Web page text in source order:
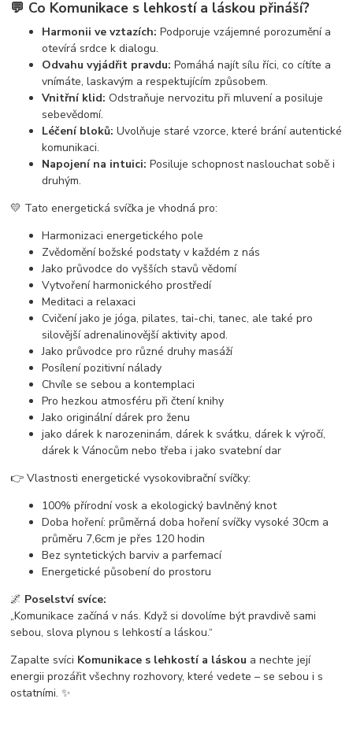
💬 Co Komunikace s lehkostí a láskou přináší?
Harmonii ve vztazích: Podporuje vzájemné porozumění a
otevírá srdce k dialogu.
Odvahu vyjádřit pravdu: Pomáhá najít sílu říci, co cítíte a
vnímáte, laskavým a respektujícím způsobem.
Vnitřní klid: Odstraňuje nervozitu při mluvení a posiluje
sebevědomí.
Léčení bloků: Uvolňuje staré vzorce, které brání autentické
komunikaci.
Napojení na intuici: Posiluje schopnost naslouchat sobě i
druhým.
💛 Tato energetická svíčka je vhodná pro:
Harmonizaci energetického pole
Zvědomění božské podstaty v každém z nás
Jako průvodce do vyšších stavů vědomí
Vytvoření harmonického prostředí
Meditaci a relaxaci
Cvičení jako je jóga, pilates, tai-chi, tanec, ale také pro
silovější adrenalinovější aktivity apod.
Jako průvodce pro různé druhy masáží
Posílení pozitivní nálady
Chvíle se sebou a kontemplaci
Pro hezkou atmosféru při čtení knihy
Jako originální dárek pro ženu
jako dárek k narozeninám, dárek k svátku, dárek k výročí,
dárek k Vánocům nebo třeba i jako svatební dar
👉 Vlastnosti energetické vysokovibrační svíčky:
100% přírodní vosk a ekologický bavlněný knot
Doba hoření: průměrná doba hoření svíčky vysoké 30cm a
průměru 7,6cm je přes 120 hodin
Bez syntetických barviv a parfemací
Energetické působení do prostoru
🌌 Poselství svíce:
„Komunikace začíná v nás. Když si dovolíme být pravdivě sami
sebou, slova plynou s lehkostí a láskou.“
Zapalte svíci Komunikace s lehkostí a láskou a nechte její
energii prozářit všechny rozhovory, které vedete – se sebou i s
ostatními. ✨